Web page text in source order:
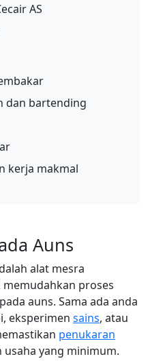
AS
dan bartending
kerja makmal
Auns
alat mesra
proses
auns. Sama ada anda
eksperimen sains, atau
penukaran
yang minimum.